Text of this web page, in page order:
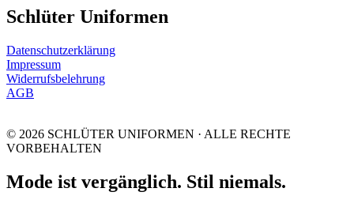
Schlüter Uniformen
Datenschutzerklärung
Impressum
Widerrufsbelehrung
AGB
© 2026 SCHLÜTER UNIFORMEN · ALLE RECHTE
VORBEHALTEN
Mode ist vergänglich. Stil niemals.